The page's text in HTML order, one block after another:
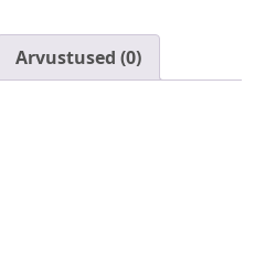
Arvustused (0)